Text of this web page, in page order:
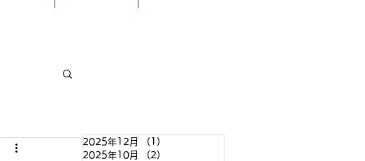
2025年12月 （1）
2025年10月
（2）